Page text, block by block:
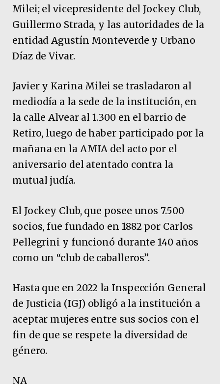
Milei; el vicepresidente del Jockey Club,
Guillermo Strada, y las autoridades de la
entidad Agustín Monteverde y Urbano
Díaz de Vivar.
Javier y Karina Milei se trasladaron al
mediodía a la sede de la institución, en
la calle Alvear al 1.300 en el barrio de
Retiro, luego de haber participado por la
mañana en la AMIA del acto por el
aniversario del atentado contra la
mutual judía.
El Jockey Club, que posee unos 7.500
socios, fue fundado en 1882 por Carlos
Pellegrini y funcionó durante 140 años
como un “club de caballeros”.
Hasta que en 2022 la Inspección General
de Justicia (IGJ) obligó a la institución a
aceptar mujeres entre sus socios con el
fin de que se respete la diversidad de
género.
NA